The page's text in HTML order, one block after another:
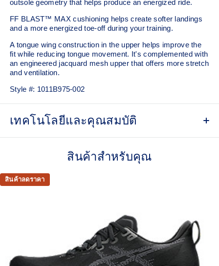
outsole geometry that helps produce an energized ride.
FF BLAST™ MAX cushioning helps create softer landings
and a more energized toe-off during your training.
A tongue wing construction in the upper helps improve the
fit while reducing tongue movement. It's complemented with
an engineered jacquard mesh upper that offers more stretch
and ventilation.
Style #: 1011B975-002
เทคโนโลยีและคุณสมบัติ
Tongue wing construction
reducing tongue movement
Trampoline-inspired outsole design
Helps provide a more responsive bounce back
Designed to help improve visibility in low-light settings
สินค้าสำหรับคุณ
สินค้าลดราคา